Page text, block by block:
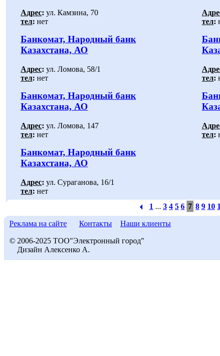
Адрес: ул. Камзина, 70
тел: нет
тел:
Банкомат, Народный банк
Казахстана, АО
Адрес: ул. Ломова, 58/1
тел: нет
тел:
Банкомат, Народный банк
Казахстана, АО
Адрес: ул. Ломова, 147
тел: нет
тел:
Банкомат, Народный банк
Казахстана, АО
Адрес: ул. Сураганова, 16/1
тел: нет
1 ... 3 4 5 6 7 8 9 10
Реклама на сайте Контакты Наши клиенты
© 2006-2025 ТОО"Электронный город"
Дизайн Алексенко А.